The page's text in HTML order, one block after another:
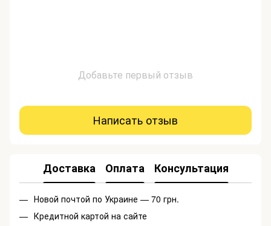
Добавьте первый отзыв
Написать отзыв
Доставка Оплата Консультация
Новой почтой по Украине — 70 грн.
Кредитной картой на сайте